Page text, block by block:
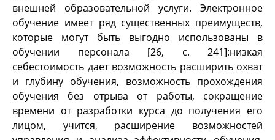
внешней образовательной услуги. Электронное
обучение имеет ряд существенных преимуществ,
которые могут быть выгодно использованы в
обучении персонала [26, с. 241]:низкая
себестоимость дает возможность расширить охват
и глубину обучения, возможность прохождения
обучения без отрыва от работы, сокращение
времени от разработки курса до получения его
лицом, учится, расширение возможностей